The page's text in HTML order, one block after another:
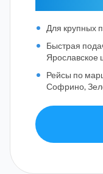
Для крупных
Быстрая
Ярославское
Рейсы по
Софрино,